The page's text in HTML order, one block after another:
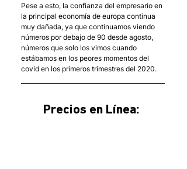
Pese a esto, la confianza del empresario en
la principal economía de europa continua
muy dañada, ya que continuamos viendo
números por debajo de 90 desde agosto,
números que solo los vimos cuando
estábamos en los peores momentos del
covid en los primeros trimestres del 2020.
Precios en Línea: